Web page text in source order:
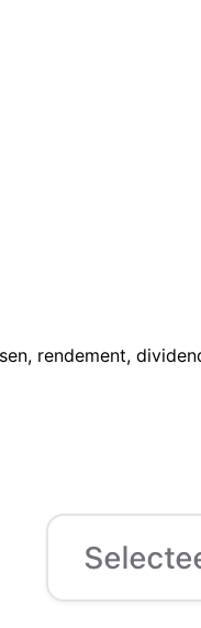
rendement,